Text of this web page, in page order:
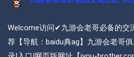
Welcome访问✔九游会老哥必备的交
荐【导航：baidu典ag】九游会老哥